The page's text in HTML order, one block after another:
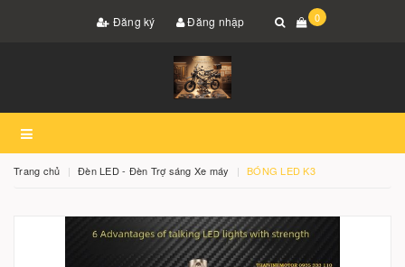
Đăng ký Đăng nhập 0
Trang chủ Đèn LED - Đèn Trợ sáng Xe máy BÓNG LED K3